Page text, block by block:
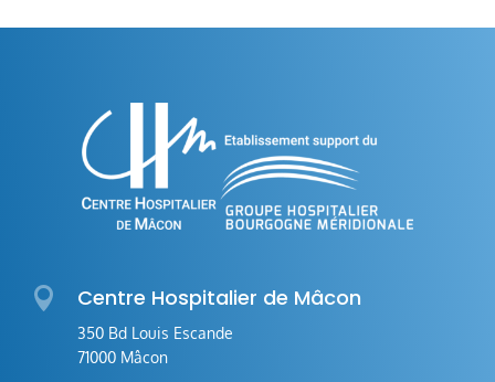
 Centre Hospitalier de Mâcon
350 Bd Louis Escande
71000 Mâcon